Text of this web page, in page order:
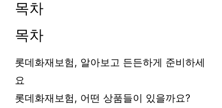
목차
목차
롯데화재보험, 알아보고 든든하게 준비하세
요
롯데화재보험, 어떤 상품들이 있을까요?